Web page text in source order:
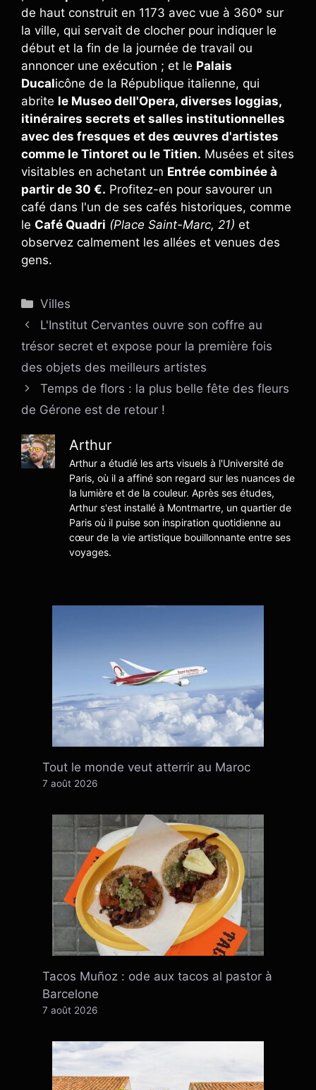
de haut construit en 1173 avec vue à 360º sur
la ville, qui servait de clocher pour indiquer le
début et la fin de la journée de travail ou
annoncer une exécution ; et le Palais
Ducalicône de la République italienne, qui
abrite le Museo dell'Opera, diverses loggias,
itinéraires secrets et salles institutionnelles
avec des fresques et des œuvres d'artistes
comme le Tintoret ou le Titien. Musées et sites
visitables en achetant un Entrée combinée à
partir de 30 €. Profitez-en pour savourer un
café dans l'un de ses cafés historiques, comme
le Café Quadri (Place Saint-Marc, 21) et
observez calmement les allées et venues des
gens.
Catégories
Villes
L'Institut Cervantes ouvre son coffre au
trésor secret et expose pour la première fois
des objets des meilleurs artistes
Temps de flors : la plus belle fête des fleurs
de Gérone est de retour !
Arthur
Arthur a étudié les arts visuels à l'Université de
Paris, où il a affiné son regard sur les nuances de
la lumière et de la couleur. Après ses études,
Arthur s'est installé à Montmartre, un quartier de
Paris où il puise son inspiration quotidienne au
cœur de la vie artistique bouillonnante entre ses
voyages.
Tout le monde veut atterrir au Maroc
7 août 2026
Tacos Muñoz : ode aux tacos al pastor à
Barcelone
7 août 2026